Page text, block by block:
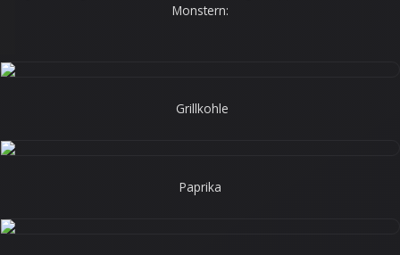
Monstern:
Grillkohle
Paprika